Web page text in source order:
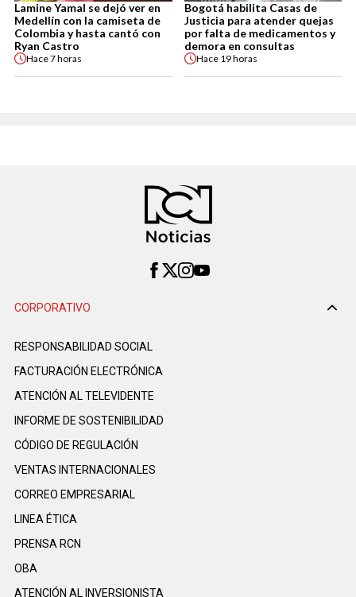
Lamine Yamal se dejó ver en
Medellín con la camiseta de
Colombia y hasta cantó con
Ryan Castro
Hace7 horas
Bogotá habilita Casas de
Justicia para atender quejas
por falta de medicamentos y
demora en consultas
Hace 19 horas
CORPORATIVO
RESPONSABILIDAD SOCIAL
FACTURACIÓN ELECTRÓNICA
ATENCIÓN AL TELEVIDENTE
INFORME DE SOSTENIBILIDAD
CÓDIGO DE REGULACIÓN
VENTAS INTERNACIONALES
CORREO EMPRESARIAL
LINEA ÉTICA
PRENSA RCN
OBA
ATENCIÓN AL INVERSIONISTA